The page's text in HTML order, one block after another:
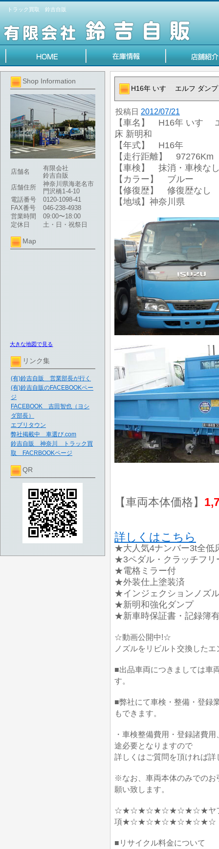
トラック買取 鈴吉自販
Shop Information
店舗名
有限会社
鈴吉自販
店舗住所
神奈川県海老名市
門沢橋1-4-10
電話番号
0120-1098-41
FAX番号
046-238-4938
営業時間
09:00〜18:00
定休日
土・日・祝祭日
Map
大きな地図で見る
リンク集
(有)鈴吉自販 営業部長が行く
(有)鈴吉自販のFACEBOOKペー
ジ
FACEBOOK 吉田智也（ヨシ
ダ部長）
エブリタウン
弊社掲載中 車選び.com
鈴吉自販 神奈川 トラック買
取 FACRBOOKページ
QR
H16年 いすゞ エルフ ダン
投稿日 2012/07/21
【車名】 H16年 いすゞ
床 新明和
【年式】 H16年
【走行距離】 97276Km
【車検】 抹消・車検な
【カラー】 ブルー
【修復歴】 修復歴なし
【地域】神奈川県
【車両本体価格】
詳しくはこちら
★大人気4ナンバー3t全低
★3ペダル・クラッチフリ
★電格ミラー付
★外装仕上塗装済
★インジェクションノズ
★新明和強化ダンプ
★新車時保証書・記録簿
☆動画公開中!☆
ノズルをリビルト交換した
■出品車両につきましては車
す。
■弊社にて車検・整備・登録
もできます。
・車検整備費用・登録諸費
途必要となりますので
詳しくはご質問を頂ければ
※なお、車両本体のみでのお
願い致します。
☆★☆★☆★☆★☆★☆★ヤフーオ
項★☆★☆★☆★☆★☆★☆
■リサイクル料金について